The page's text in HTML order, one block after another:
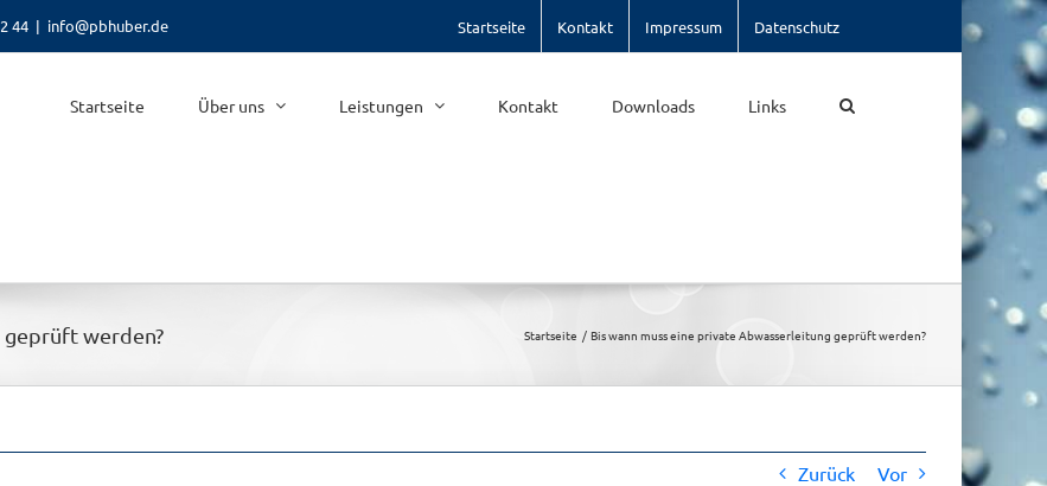
44 | info@pbhuber.de Startseite Kontakt Impressum Datenschutz
Startseite Über uns Leistungen Kontakt Downloads Links
geprüft werden? Startseite Bis wann muss eine private Abwasserleitung geprüft werden?
Zurück Vor